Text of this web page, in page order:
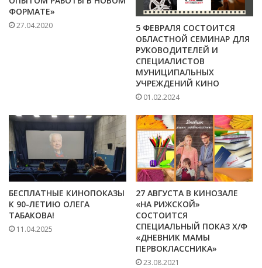
ФОРМАТЕ»
27.04.2020
5 ФЕВРАЛЯ СОСТОИТСЯ
ОБЛАСТНОЙ СЕМИНАР ДЛЯ
РУКОВОДИТЕЛЕЙ И
СПЕЦИАЛИСТОВ
МУНИЦИПАЛЬНЫХ
УЧРЕЖДЕНИЙ КИНО
01.02.2024
БЕСПЛАТНЫЕ КИНОПОКАЗЫ
К 90-ЛЕТИЮ ОЛЕГА
ТАБАКОВА!
11.04.2025
27 АВГУСТА В КИНОЗАЛЕ
«НА РИЖСКОЙ»
СОСТОИТСЯ
СПЕЦИАЛЬНЫЙ ПОКАЗ Х/Ф
«ДНЕВНИК МАМЫ
ПЕРВОКЛАССНИКА»
23.08.2021